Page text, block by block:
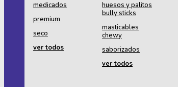
medicados
premium
seco
ver todos
huesos y palitos
bully sticks
masticables
chewy
saborizados
ver todos